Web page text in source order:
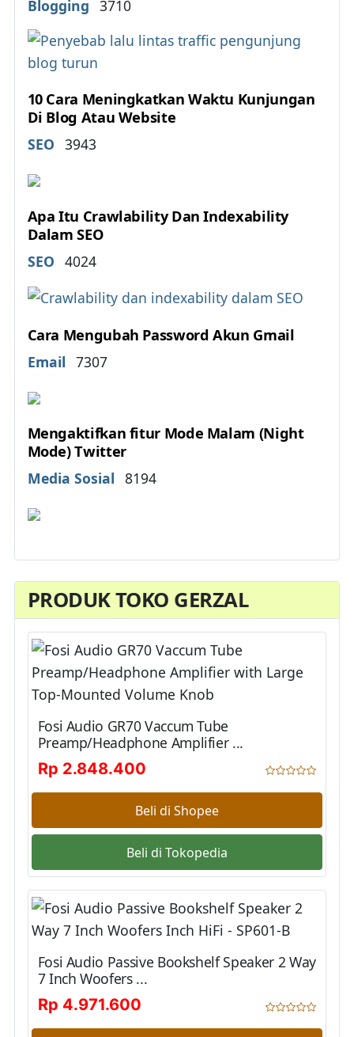
Details
Blogging 3710
10 Cara Meningkatkan Waktu Kunjungan
Di Blog Atau Website
Details
SEO 3943
Apa Itu Crawlability Dan Indexability
Dalam SEO
Details
SEO 4024
Cara Mengubah Password Akun Gmail
Details
Email 7307
Mengaktifkan fitur Mode Malam (Night
Mode) Twitter
Details
Media Sosial 8194
PRODUK TOKO GERZAL
Fosi Audio GR70 Vaccum Tube
Preamp/Headphone Amplifier ...
Rp 2.848.400
Beli di Shopee
Beli di Tokopedia
Fosi Audio Passive Bookshelf Speaker 2 Way
7 Inch Woofers ...
Rp 4.971.600